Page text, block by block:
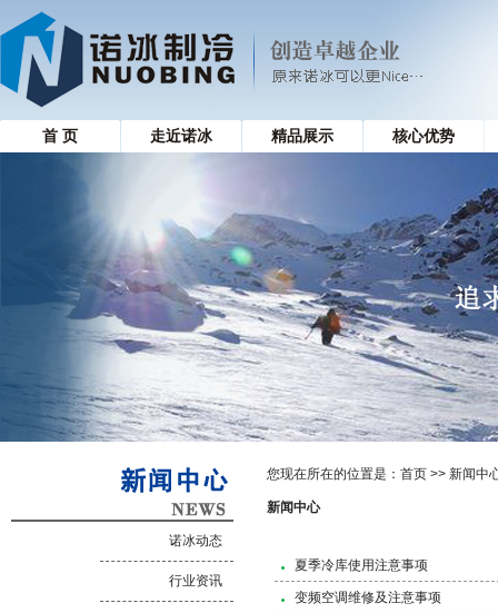
首 页 走近诺冰 精品展示 核心优势
诺冰动态
行业资讯
您现在所在的位置是： 首页 >> 新闻中
新闻中心
夏季冷库使用注意事项
变频空调维修及注意事项